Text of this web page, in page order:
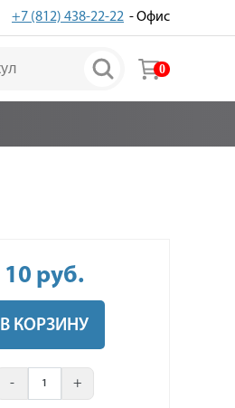
+7 (812) 438-22-22 - Офис
0
10 руб.
В КОРЗИНУ
- +